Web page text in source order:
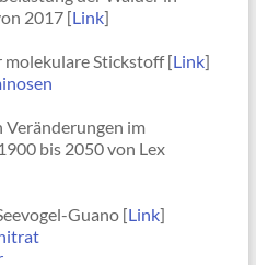
2017 [Link]
Stickstoff [Link]
im
bis 2050 von Lex
Guano [Link]